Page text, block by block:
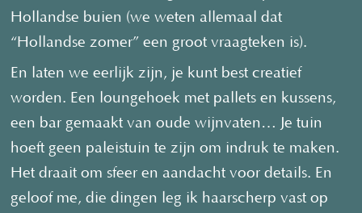
Hollandse buien (we weten allemaal dat
“Hollandse zomer” een groot vraagteken is).
En laten we eerlijk zijn, je kunt best creatief
worden. Een loungehoek met pallets en kussens,
een bar gemaakt van oude wijnvaten… Je tuin
hoeft geen paleistuin te zijn om indruk te maken.
Het draait om sfeer en aandacht voor details. En
geloof me, die dingen leg ik haarscherp vast op